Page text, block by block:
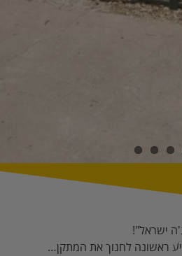
ישראל"!
ראשונה לחנוך את המתקן…